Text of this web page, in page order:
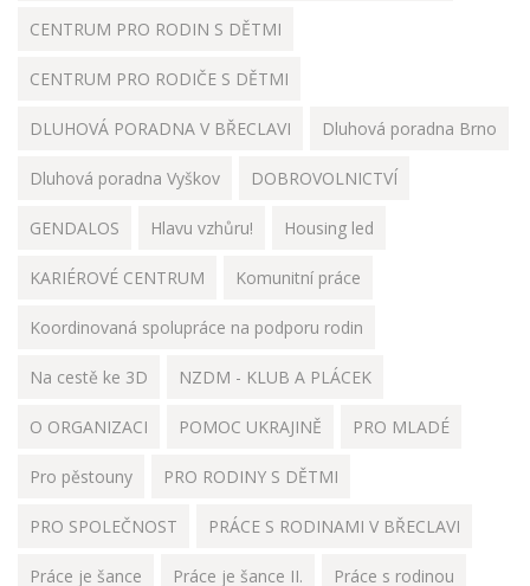
CENTRUM PRO RODIN S DĚTMI
CENTRUM PRO RODIČE S DĚTMI
DLUHOVÁ PORADNA V BŘECLAVI Dluhová poradna Brno
Dluhová poradna Vyškov DOBROVOLNICTVÍ
GENDALOS Hlavu vzhůru! Housing led
KARIÉROVÉ CENTRUM Komunitní práce
Koordinovaná spolupráce na podporu rodin
Na cestě ke 3D NZDM - KLUB A PLÁCEK
O ORGANIZACI POMOC UKRAJINĚ PRO MLADÉ
Pro pěstouny PRO RODINY S DĚTMI
PRO SPOLEČNOST PRÁCE S RODINAMI V BŘECLAVI
Práce je šance Práce je šance II. Práce s rodinou